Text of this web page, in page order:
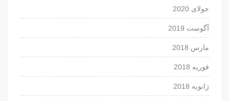
جولای 2020
آگوست 2019
مارس 2018
فوریه 2018
ژانویه 2018